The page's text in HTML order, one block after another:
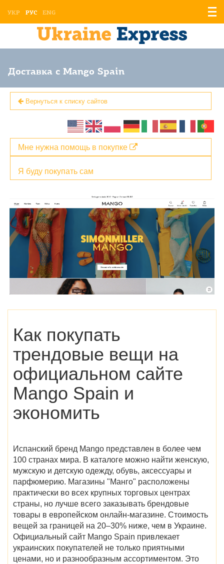
УКР РУС ENG
Доставка с Mango Spain
Вернуться к списку сайтов
Я буду покупать сам
Мне нужна помощь в покупке
Как покупать
трендовые вещи на
официальном сайте
Mango Spain и
экономить
Испанский бренд Mango представлен в более чем
100 странах мира. В каталоге можно найти женскую,
мужскую и детскую одежду, обувь, аксессуары и
парфюмерию. Магазины "Манго" расположены
практически во всех крупных торговых центрах
страны, но лучше всего заказывать брендовые
товары в европейском онлайн-магазине. Стоимость
вещей за границей на 20–30% ниже, чем в Украине.
Официальный сайт Mango Spain привлекает
украинских покупателей не только приятными
ценами, но и разнообразным ассортиментом. Это